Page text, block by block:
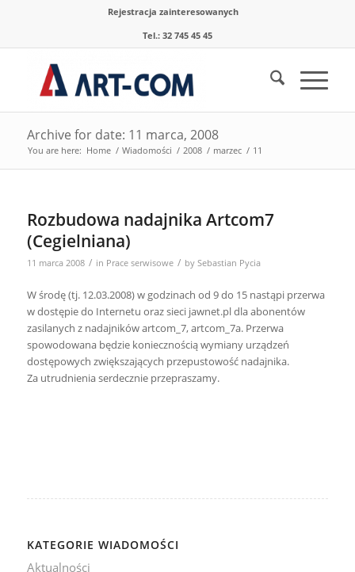
Rejestracja zainteresowanych
Tel.: 32 745 45 45
Archive for date: 11 marca, 2008
You are here: Home / Wiadomości / 2008 / marzec / 11
Rozbudowa nadajnika Artcom7
(Cegielniana)
11 marca 2008 / in Prace serwisowe / by Sebastian Pycia
W środę (tj. 12.03.2008) w godzinach od 9 do 15 nastąpi przerwa
w dostępie do Internetu oraz sieci jawnet.pl dla abonentów
zasilanych z nadajników artcom_7, artcom_7a. Przerwa
spowodowana będzie koniecznością wymiany urządzeń
dostępowych zwiększających przepustowość nadajnika.
Za utrudnienia serdecznie przepraszamy.
KATEGORIE WIADOMOŚCI
Aktualności